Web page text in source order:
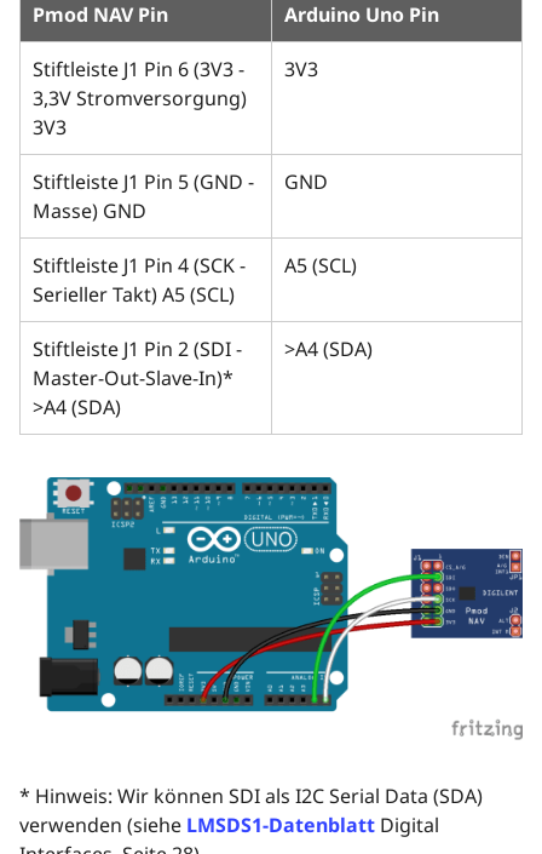
Pmod NAV Pin Arduino Uno Pin
Stiftleiste J1 Pin 6 (3V3 -
3,3V Stromversorgung)
3V3
3V3
Stiftleiste J1 Pin 5 (GND -
Masse) GND
GND
Stiftleiste J1 Pin 4 (SCK -
Serieller Takt) A5 (SCL)
A5 (SCL)
Stiftleiste J1 Pin 2 (SDI -
Master-Out-Slave-In)*
>A4 (SDA)
>A4 (SDA)
* Hinweis: Wir können SDI als I2C Serial Data (SDA)
verwenden (siehe LMSDS1-Datenblatt Digital